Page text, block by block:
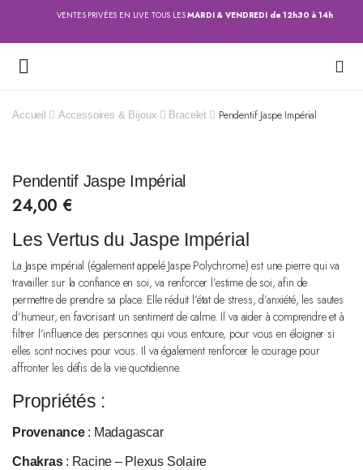
VENTES PRIVÉES EN LIVE TOUS LESMARDI & VENDREDI de 12h30 à 14h
Accueil Accessoires & Bijoux Bracelet Pendentif Jaspe Impérial
Pendentif Jaspe Impérial
24,00 €
Les Vertus du Jaspe Impérial
La Jaspe impérial (également appelé Jaspe Polychrome) est une pierre qui va
travailler sur la confiance en soi, va renforcer l’estime de soi, afin de
permettre de prendre sa place. Elle réduit l’état de stress, d’anxiété, les sautes
d’humeur, en favorisant un sentiment de calme. Il va aider à comprendre et à
filtrer l’influence des personnes qui vous entoure, pour vous en éloigner si
elles sont nocives pour vous. Il va également renforcer le courage pour
affronter les défis de la vie quotidienne.
Propriétés :
Provenance: Madagascar
Chakras: Racine – Plexus Solaire